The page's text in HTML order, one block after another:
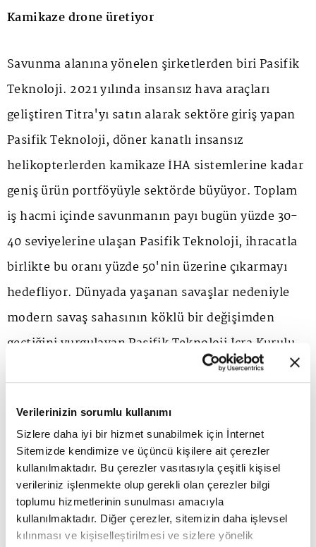
Verilerinizin sorumlu kullanımı
Sizlere daha iyi bir hizmet sunabilmek için İnternet
Sitemizde kendimize ve üçüncü kişilere ait çerezler
kullanılmaktadır. Bu çerezler vasıtasıyla çeşitli kişisel
verileriniz işlenmekte olup gerekli olan çerezler bilgi
toplumu hizmetlerinin sunulması amacıyla
kullanılmaktadır. Diğer çerezler, sitemizin daha işlevsel
kılınması ve kişiselleştirilmesi ve sizlere yönelik
Kamikaze drone üretiyor
Savunma alanına yönelen şirketlerden biri Pasifik
Teknoloji. 2021 yılında insansız hava araçları
geliştiren Titra'yı satın alarak sektöre giriş yapan
Pasifik Teknoloji, döner kanatlı insansız
helikopterlerden kamikaze İHA sistemlerine kadar
geniş ürün portföyüyle sektörde büyüyor. Toplam
iş hacmi içinde savunmanın payı bugün yüzde 30-
40 seviyelerine ulaşan Pasifik Teknoloji, ihracatla
birlikte bu oranı yüzde 50'nin üzerine çıkarmayı
hedefliyor. Dünyada yaşanan savaşlar nedeniyle
modern savaş sahasının köklü bir değişimden
geçtiğini vurgulayan Pasifik Teknoloji İcra Kurulu
Başkanı Aykut Ferah, insansız sistemler, otonom
akıbetinde belirleyici hale geldiğini ifade ediyor.
Geçtiğimiz günlerde dost ve müttefik bir ülkeye 100
bin adet kamikaze İHA, 10 adet insansız helikopter,
25 adet mini insansız helikopter, 500 adet DELİ
Taktik Kamikaze, 500 adet otonom yer destek ve